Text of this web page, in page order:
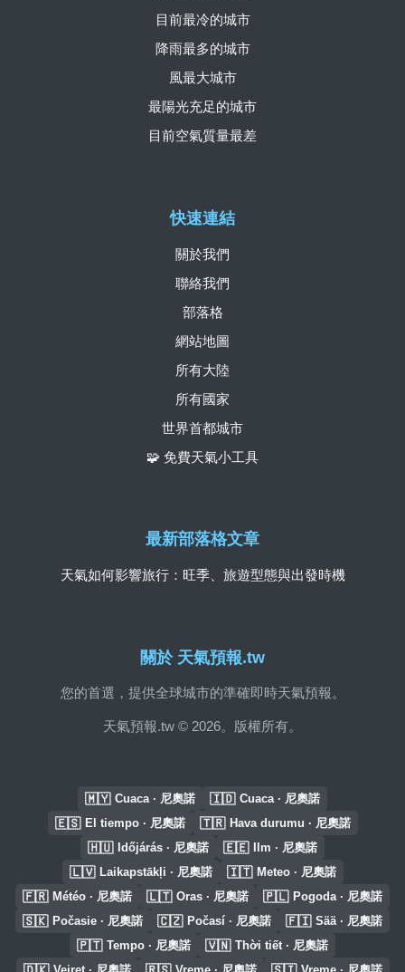
關於 天氣預報.tw
您的首選，提供全球城市的準確即時天氣預報。
天氣預報.tw © 2026。版權所有。
快速連結
關於我們
聯絡我們
部落格
網站地圖
所有大陸
所有國家
世界首都城市
🧩 免費天氣小工具
目前最冷的城市
降雨最多的城市
風最大城市
最陽光充足的城市
目前空氣質量最差
最新部落格文章
天氣如何影響旅行：旺季、旅遊型態與出發時機
🇲🇾 Cuaca · 尼奧諾 🇮🇩 Cuaca · 尼奧諾
🇪🇸 El tiempo · 尼奧諾 🇹🇷 Hava durumu · 尼奧諾
🇭🇺 Időjárás · 尼奧諾 🇪🇪 Ilm · 尼奧諾
🇱🇻 Laikapstākļi · 尼奧諾 🇮🇹 Meteo · 尼奧諾
🇫🇷 Météo · 尼奧諾 🇱🇹 Oras · 尼奧諾 🇵🇱 Pogoda · 尼奧諾
🇸🇰 Počasie · 尼奧諾 🇨🇿 Počasí · 尼奧諾 🇫🇮 Sää · 尼奧諾
🇵🇹 Tempo · 尼奧諾 🇻🇳 Thời tiết · 尼奧諾